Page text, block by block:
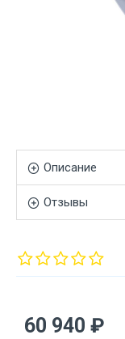
Описание
Отзывы
60 940 ₽